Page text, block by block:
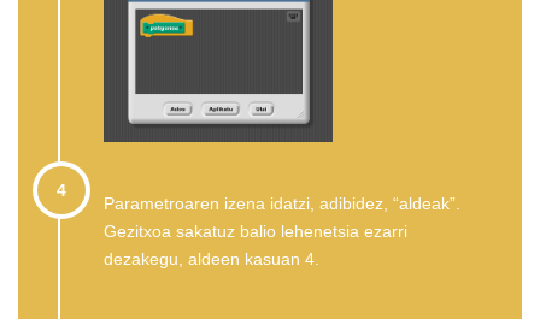
4
Parametroaren izena idatzi, adibidez, “aldeak”.
Gezitxoa sakatuz balio lehenetsia ezarri
dezakegu, aldeen kasuan 4.